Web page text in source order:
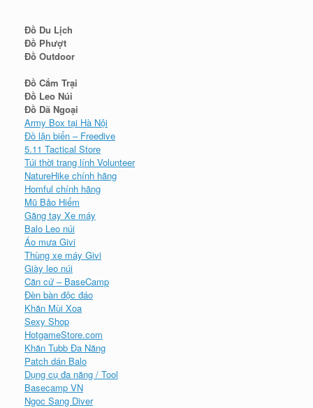
Đồ Du Lịch
Đồ Phượt
Đồ Outdoor
Đồ Cắm Trại
Đồ Leo Núi
Đồ Dã Ngoại
Army Box tại Hà Nội
Đồ lặn biển – Freedive
5.11 Tactical Store
Túi thời trang lính Volunteer
NatureHike chính hãng
Homful chính hãng
Mũ Bảo Hiểm
Găng tay Xe máy
Balo Leo núi
Áo mưa Givi
Thùng xe máy Givi
Giày leo núi
Căn cứ – BaseCamp
Đèn bàn độc đáo
Khăn Mùi Xoa
Sexy Shop
HotgameStore.com
Khăn Tubb Đa Năng
Patch dán Balo
Dụng cụ đa năng / Tool
Basecamp VN
Ngoc Sang Diver